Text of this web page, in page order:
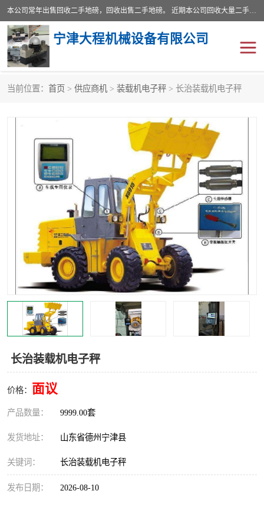
本公司常年出售回收二手地磅，回收出售二手地磅。 近期本公司回收大量二手地磅，型号齐全，宽度从2米到3.5米，长度5米到25米，承重吨位从10到200吨，成色7—9成新。 ? 使用年限6个月至2年，产品来源于个人闲置品，工矿企业停用品，因小换大而来。 精准度和新的一样， 二手地磅是内行人的选择，打个电话就省钱朋友您好等什么
宁津大程机械设备有限公司
当前位置： 首页 > 供应商机 > 装载机电子秤 > 长治装载机电子秤
长治装载机电子秤
价格： 面议
产品数量： 9999.00套
发货地址： 山东省德州宁津县
关键词： 长治装载机电子秤
发布日期： 2026-08-10
废纸打包机
烘干机 食品烘干机
装载机电子秤 输送机
半自动输送机 全自动输送机
冷却塔 食品螺旋塔
木材撕碎机
塑料撕碎机